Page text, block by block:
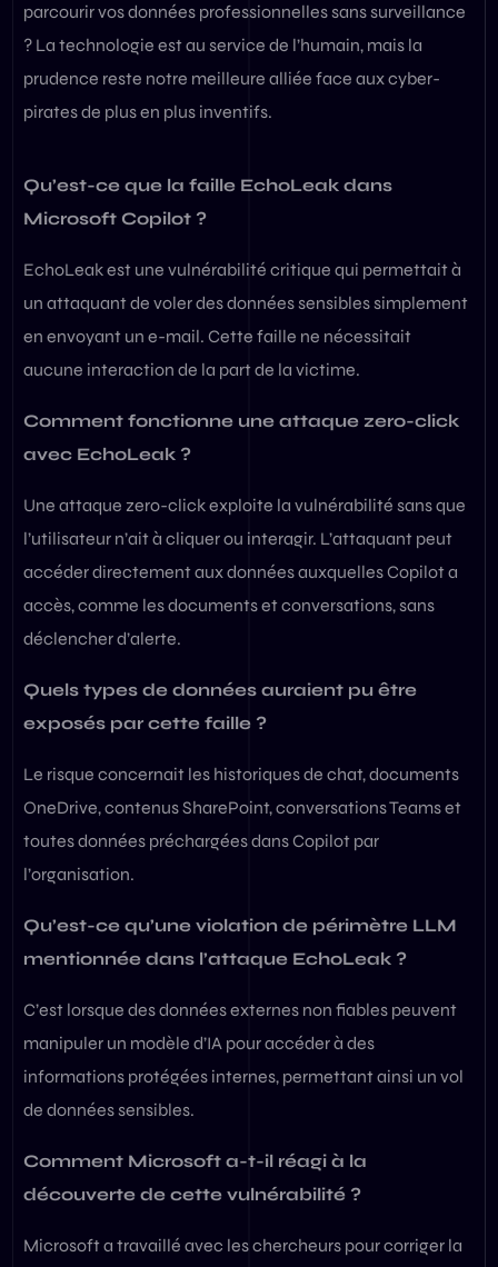
parcourir vos données professionnelles sans surveillance
? La technologie est au service de l’humain, mais la
prudence reste notre meilleure alliée face aux cyber-
pirates de plus en plus inventifs.
Qu’est-ce que la faille EchoLeak dans
Microsoft Copilot ?
EchoLeak est une vulnérabilité critique qui permettait à
un attaquant de voler des données sensibles simplement
en envoyant un e-mail. Cette faille ne nécessitait
aucune interaction de la part de la victime.
Comment fonctionne une attaque zero-click
avec EchoLeak ?
Une attaque zero-click exploite la vulnérabilité sans que
l’utilisateur n’ait à cliquer ou interagir. L’attaquant peut
accéder directement aux données auxquelles Copilot a
accès, comme les documents et conversations, sans
déclencher d’alerte.
Quels types de données auraient pu être
exposés par cette faille ?
Le risque concernait les historiques de chat, documents
OneDrive, contenus SharePoint, conversations Teams et
toutes données préchargées dans Copilot par
l’organisation.
Qu’est-ce qu’une violation de périmètre LLM
mentionnée dans l’attaque EchoLeak ?
C’est lorsque des données externes non fiables peuvent
manipuler un modèle d’IA pour accéder à des
informations protégées internes, permettant ainsi un vol
de données sensibles.
Comment Microsoft a-t-il réagi à la
découverte de cette vulnérabilité ?
Microsoft a travaillé avec les chercheurs pour corriger la